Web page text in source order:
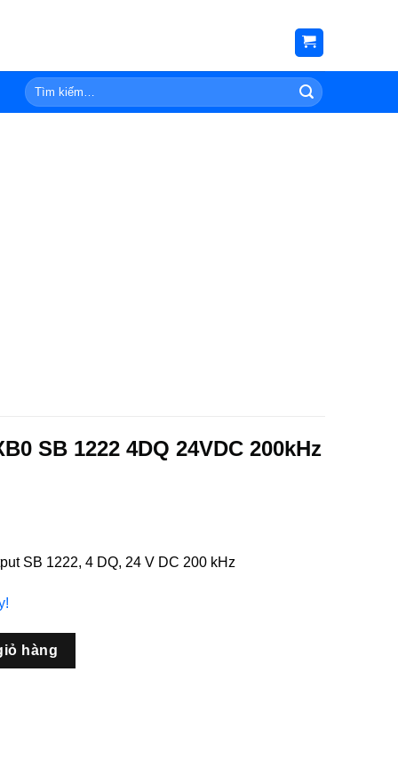
Tìm
kiếm:
SB 1222 4DQ 24VDC 200kHz
SB 1222, 4 DQ, 24 V DC 200 kHz
24VDC 200kHz SIMATIC S7-1200 số lượng
hàng